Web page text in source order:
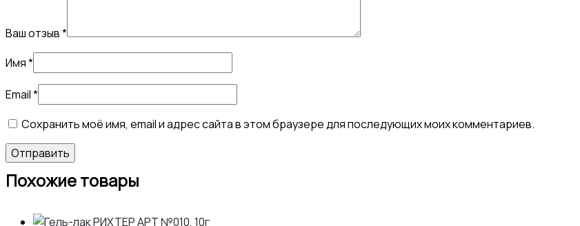
Ваш отзыв*
Имя*
Email*
Сохранить моё имя, email и адрес сайта в этом браузере для последующих моих комментариев.
Похожие товары